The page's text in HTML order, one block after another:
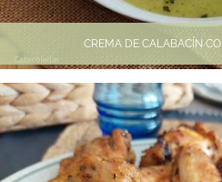
CREMA DE CALABACÍN